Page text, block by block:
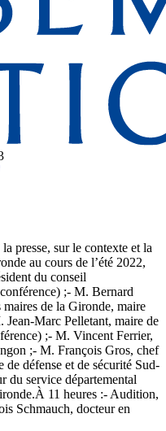
presse, sur le contexte et la
au cours de l’été 2022,
du conseil
;- M. Bernard
de la Gironde, maire
Marc Pelletant, maire de
;- M. Vincent Ferrier,
;- M. François Gros, chef
défense et de sécurité Sud-
du service départemental
11 heures :- Audition,
Schmauch, docteur en